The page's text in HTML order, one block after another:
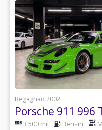
Begagnad 2002
3 500 mil Bensin